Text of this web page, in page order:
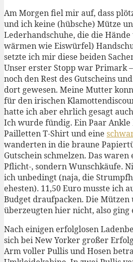
Am Morgen fiel mir auf, dass
und ich keine (hübsche) Mütze
Lederhandschuhe, die die
wärmen wie Eiswürfel)
setzte ich mir diese beiden
Unser erster Stopp war Primark
noch den Rest des Gutscheins
dort gewesen. Meine Mutter
für den irischen
hatte ich aber ehrlich gesagt
Ich wurde fündig. Ein Paar Ankle
Pailletten T-Shirt und eine
wanderten in die braune
Gutschein schmelzen. Das
Pflicht-, sondern Wunschkäufe.
ich unbedingt (naja, die
ehesten). 11,50 Euro musste ich
Budget draufpacken. Die Mützen
überzeugten hier nicht, also ging
Nach einigen erfolglosen
sich bei New Yorker großer
Arm voller Pullis und Hosen